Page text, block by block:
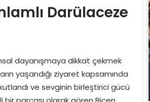
Darülaceze
dayanışmaya dikkat çekmek
yaşandığı ziyaret kapsamında
ve sevginin birleştirici gücü